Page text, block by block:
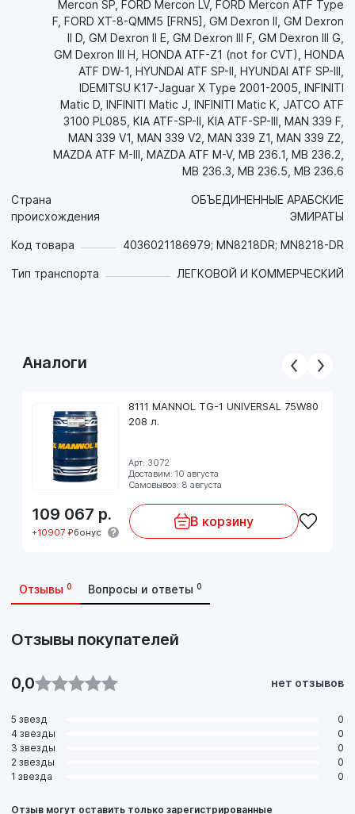
химической стабильностью и стойкостью к
высокотемпературной термической деградации на
протяжении всего срока эксплуатации. Это позволяет
снизить образование шлама, лака, нагара и других
углеродистых отложений, увеличить интервал замены
масла и обеспечить долговечность деталей трансмиссии,
что снижает затраты на обслуживание техники;
- Защищает от коррозии металлические детали из черных
и цветных сплавов (особенно радиаторы) как в процессе
работы, так и в нерабочем состоянии;
- Обеспечивает совместимость со всеми материалами
уплотнений, предотвращает их разбухание,
запчасти и предотвращает утечки. Эффективно защищает
фтороэластомерные уплотнения тяжелой техники;
- Снижает шум.
европейских: BMW, CITROEN, FIAT, MB,VOLVO, PEUGEOT,
Цвет: красный.
Соблюдайте предписания производителя, указанные в
руководстве по эксплуатации!
Mercon SP, FORD Mercon LV, FORD Mercon ATF Type
F, FORD XT-8-QMM5 [FRN5], GM Dexron II, GM Dexron
II D, GM Dexron II E, GM Dexron III F, GM Dexron III G,
GM Dexron III H, HONDA ATF-Z1 (not for CVT), HONDA
ATF DW-1, HYUNDAI ATF SP-II, HYUNDAI ATF SP-III,
IDEMITSU K17-Jaguar X Type 2001-2005, INFINITI
Matic D, INFINITI Matic J, INFINITI Matic K, JATCO ATF
3100 PL085, KIA ATF-SP-II, KIA ATF-SP-III, MAN 339 F,
MAN 339 V1, MAN 339 V2, MAN 339 Z1, MAN 339 Z2,
MAZDA ATF M-III, MAZDA ATF M-V, MB 236.1, MB 236.2,
MB 236.3, MB 236.5, MB 236.6
Страна
происхождения
ОБЪЕДИНЕННЫЕ АРАБСКИЕ
ЭМИРАТЫ
Код товара 4036021186979; MN8218DR; MN8218-DR
Тип транспорта ЛЕГКОВОЙ И КОММЕРЧЕСКИЙ
Аналоги
8111 MANNOL TG-1 UNIVERSAL 75W80
208 л.
Арт: 3072
Доставим: 10 августа
Самовывоз: 8 августа
109 067 р.
+10907 ₽бонус
В корзину
Отзывы 0 Вопросы и ответы 0
Отзывы покупателей
0,0 нет отзывов
5 звезд
0
4 звезды
0
3 звезды
0
2 звезды
0
1 звезда
0
Отзыв могут оставить только зарегистрированные